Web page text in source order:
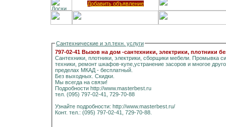
Добавить объявление
Сантехнические и эл.техн. услуги
797-02-41 Вызов на дом -сантехники, электрики, плотники
Сантехники, плотники, электрики, сборщики мебели. Промывка
техники, ремонт шкафов-купе,устранение засоров и многое
пределах МКАД - бесплатный.
Без выходных. Скидки.
Мы всегда на связи!
Подробности http://www.masterbest.ru
тел. (095) 797-02-41, 729-70-88
Узнайте подробности: http://www.masterbest.ru/
Конт. тел.: (095) 797-02-41, 729-70-88.